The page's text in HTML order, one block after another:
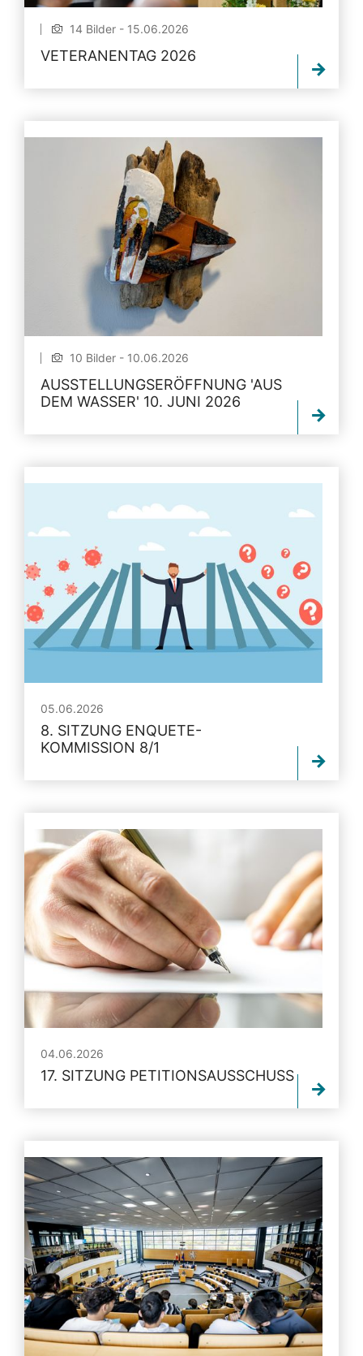
14 Bilder - 15.06.2026
VETERANENTAG 2026
10 Bilder - 10.06.2026
AUSSTELLUNGSERÖFFNUNG 'AUS
DEM WASSER' 10. JUNI 2026
05.06.2026
8. SITZUNG ENQUETE-
KOMMISSION 8/1
04.06.2026
17. SITZUNG PETITIONSAUSSCHUSS